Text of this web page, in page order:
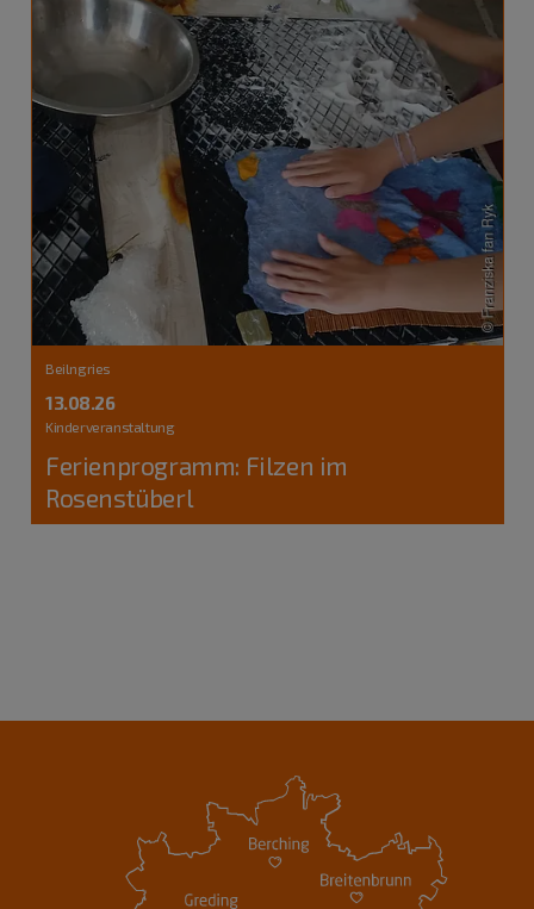
Beilngries
13.08.26
Kinderveranstaltung
Ferienprogramm: Filzen im
Rosenstüberl